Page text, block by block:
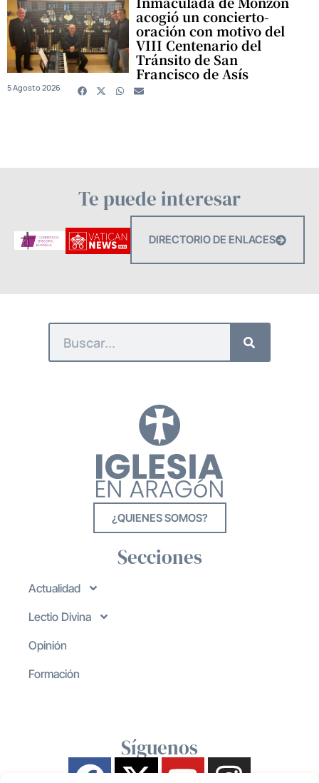
acogió un concierto-
oración con motivo del
VIII Centenario del
Tránsito de San
Francisco de Asís
5 Agosto 2026
Te puede interesar
DIRECTORIO DE ENLACES
¿QUIENES SOMOS?
Secciones
Actualidad
Lectio Divina
Opinión
Formación
Síguenos